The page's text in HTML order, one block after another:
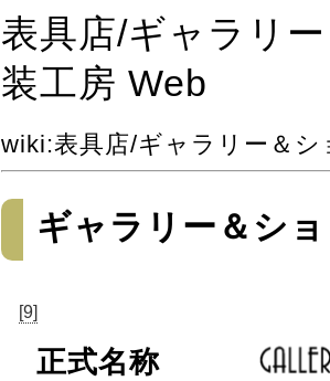
表具店​/ギャラリ
装工房 Web
wiki:表具店/ギャラリー＆
ギャラリー＆シ
[9]
正式名称